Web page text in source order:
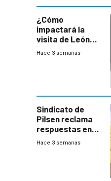
¿Cómo
impactará la
visita de León
XIV a Uruguay?
Hace 3 semanas
Sindicato de
Pilsen reclama
respuestas en
medio de
Hace 3 semanas